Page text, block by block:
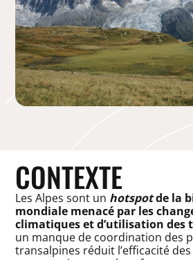
CONTEXTE
Les Alpes sont un hotspotde la
mondiale menacé par les
climatiques et d’utilisation des
un manque de coordination des
transalpines réduit l’efficacité